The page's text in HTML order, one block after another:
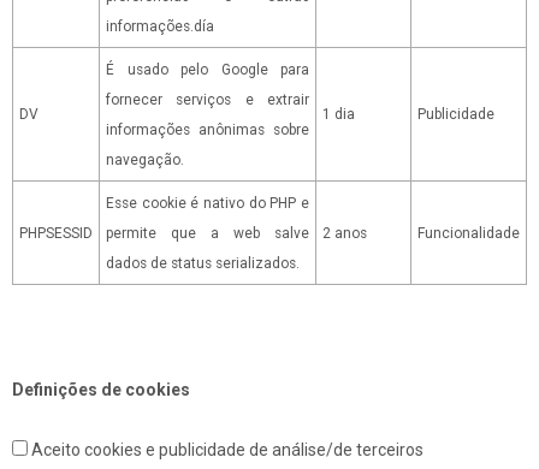
informações.día
DV
É usado pelo Google para
fornecer serviços e extrair
informações anônimas sobre
navegação.
1 dia Publicidade
PHPSESSID
Esse cookie é nativo do PHP e
permite que a web salve
dados de status serializados.
2 anos Funcionalidade
Definições de cookies
Aceito cookies e publicidade de análise/de terceiros